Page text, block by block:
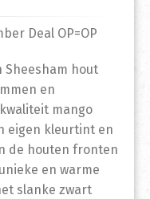
Deal OP=OP
Sheesham hout
en
mango
eigen kleurtint en
de houten fronten
en warme
slanke zwart